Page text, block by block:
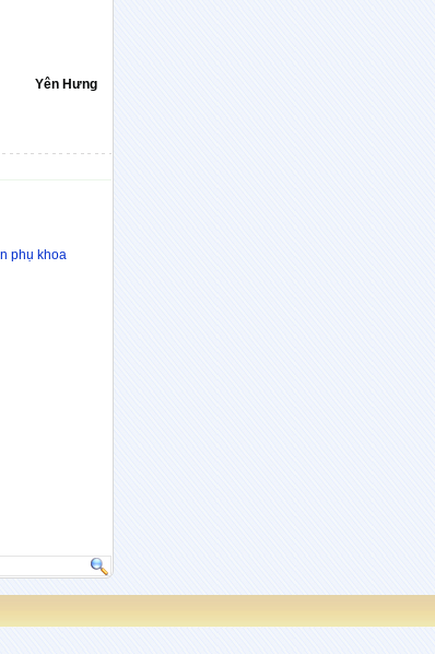
Yên Hưng
phụ khoa